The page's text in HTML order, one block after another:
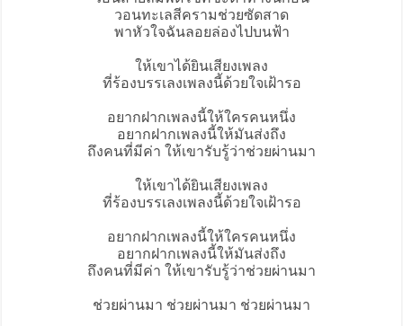
วอนทะเลสีครามช่วยซัดสาด
พาหัวใจฉันลอยล่องไปบนฟ้า
ให้เขาได้ยินเสียงเพลง
ที่ร้องบรรเลงเพลงนี้ด้วยใจเฝ้ารอ
อยากฝากเพลงนี้ให้ใครคนหนึ่ง
อยากฝากเพลงนี้ให้มันส่งถึง
ถึงคนที่มีค่า ให้เขารับรู้ว่าช่วยผ่านมา
ให้เขาได้ยินเสียงเพลง
ที่ร้องบรรเลงเพลงนี้ด้วยใจเฝ้ารอ
อยากฝากเพลงนี้ให้ใครคนหนึ่ง
อยากฝากเพลงนี้ให้มันส่งถึง
ถึงคนที่มีค่า ให้เขารับรู้ว่าช่วยผ่านมา
ช่วยผ่านมา ช่วยผ่านมา ช่วยผ่านมา